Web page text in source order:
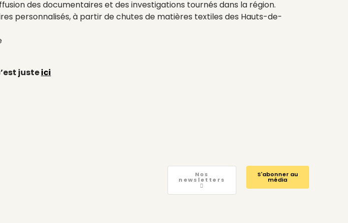
des documentaires et des investigations tournés dans la région.
personnalisés, à partir de chutes de matières textiles des Hauts-de-
justeici
Nos
newsletters
S'abonner au
média